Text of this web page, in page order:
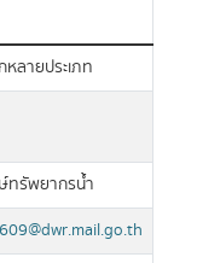
ลายประเภท
ทรัพยากรน้ำ